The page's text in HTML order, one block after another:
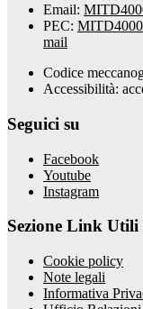
Email:
PEC:
mail
Codice
Accessibilità:
Seguici su
Facebook
Youtube
Instagram
Sezione Link Utili
Cookie policy
Note legali
Informativa